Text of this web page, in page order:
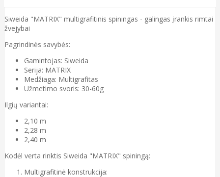
Siweida "MATRIX" multigrafitinis spiningas - galingas įrankis rimtai
žvejybai
Pagrindinės savybės:
Gamintojas: Siweida
Serija: MATRIX
Medžiaga: Multigrafitas
Užmetimo svoris: 30-60g
Ilgių variantai:
2,10 m
2,28 m
2,40 m
Kodėl verta rinktis Siweida "MATRIX" spiningą:
Multigrafitinė konstrukcija: